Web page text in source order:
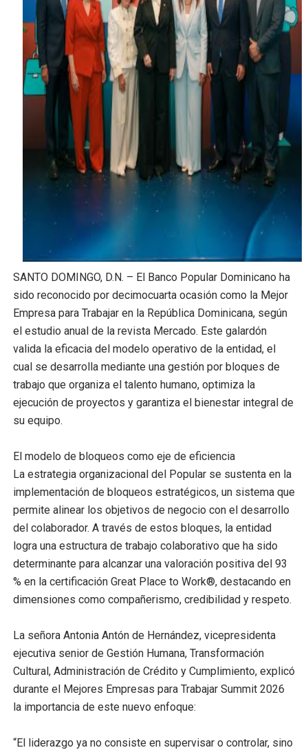
Comedores Comunitarios de DASAC garantizan
UNTC inicia ofensiva para recuperar fuerza gremial
PRM escogerá este domingo su nueva cúpula
Candidato a presidente del Colegio de Notarios hace
Digecac realizará Primer Festival de Plantas 2026
Josefa Castillo: Liderazgo y Transformación Social al
SANTO DOMINGO, D.N. – El Banco Popular Dominicano ha
sido reconocido por decimocuarta ocasión como la Mejor
Empresa para Trabajar en la República Dominicana, según
el estudio anual de la revista Mercado. Este galardón
valida la eficacia del modelo operativo de la entidad, el
cual se desarrolla mediante una gestión por bloques de
trabajo que organiza el talento humano, optimiza la
ejecución de proyectos y garantiza el bienestar integral de
su equipo.
El modelo de bloqueos como eje de eficiencia
La estrategia organizacional del Popular se sustenta en la
implementación de bloqueos estratégicos, un sistema que
permite alinear los objetivos de negocio con el desarrollo
del colaborador. A través de estos bloques, la entidad
logra una estructura de trabajo colaborativo que ha sido
determinante para alcanzar una valoración positiva del 93
% en la certificación Great Place to Work®, destacando en
dimensiones como compañerismo, credibilidad y respeto.
La señora Antonia Antón de Hernández, vicepresidenta
ejecutiva senior de Gestión Humana, Transformación
Cultural, Administración de Crédito y Cumplimiento, explicó
durante el Mejores Empresas para Trabajar Summit 2026
la importancia de este nuevo enfoque:
“El liderazgo ya no consiste en supervisar o controlar, sino